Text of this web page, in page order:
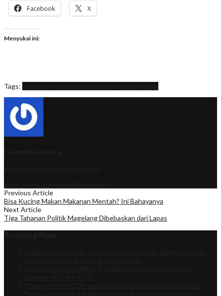
Facebook X
Menyukai ini:
Tags:
Previous Article
Bisa Kucing Makan Makanan Mentah? Ini Bahayanya
Next Article
Tiga Tahanan Politik Magelang Dibebaskan dari Lapas